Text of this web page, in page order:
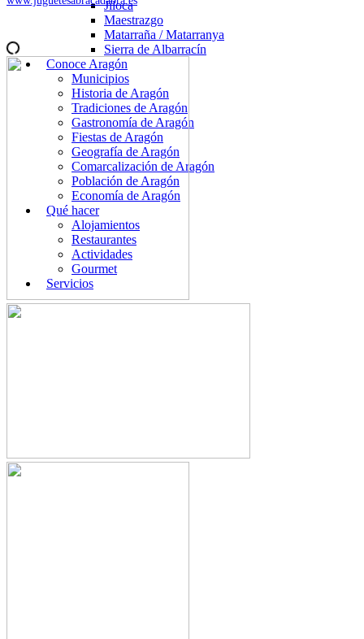
Jiloca
Maestrazgo
Matarraña / Matarranya
Sierra de Albarracín
Conoce Aragón
Municipios
Historia de Aragón
Tradiciones de Aragón
Gastronomía de Aragón
Fiestas de Aragón
Geografía de Aragón
Comarcalización de Aragón
Población de Aragón
Economía de Aragón
Qué hacer
Alojamientos
Restaurantes
Actividades
Gourmet
Servicios